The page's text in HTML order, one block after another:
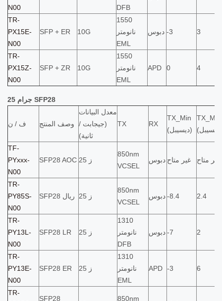
N00
DFB
TR-
PX15E-
N00
SFP + ER 10G
1550
نانومتر
EML
دبوس -3 3
TR-
PX15Z-
N00
SFP + ZR 10G
1550
نانومتر
EML
APD 0 4
25 جرام SFP28
ف / ن وصف المنتج
معدل البيانات
(جيجابت /
ثانية)
TX RX
TX_Min
(ديسيبل)
TF-
PYxxx-
N00
SFP28 AOC 25 ز
850nm
VCSEL
دبوس غير متاح غير متاح
TR-
PY85S-
N00
SFP28 ريال 25 ز
850nm
VCSEL
دبوس-8.4 2.4
TR-
PY13L-
N00
SFP28 LR 25 ز
1310
نانومتر
DFB
دبوس-7 2
TR-
PY13E-
N00
SFP28 ER 25 ز
1310
نانومتر
EML
APD -3 6
TR-
SFP28
850nm